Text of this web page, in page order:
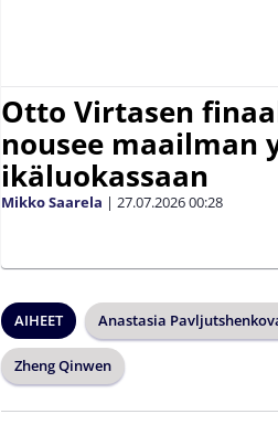
Otto Virtasen
nousee maailman
ikäluokassaan
Mikko Saarela | 27.07.202600:28
AIHEET Anastasia
Zheng Qinwen